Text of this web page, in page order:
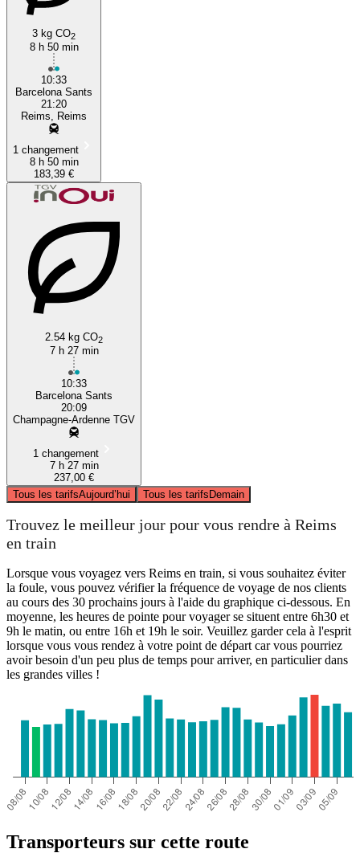
3 kg CO2
8 h 50 min
10:33
Barcelona Sants
21:20
Reims, Reims
1 changement
8 h 50 min
183,39 €
2.54 kg CO2
7 h 27 min
10:33
Barcelona Sants
20:09
Champagne-Ardenne TGV
1 changement
7 h 27 min
237,00 €
Tous les tarifsAujourd’hui Tous les tarifsDemain
Trouvez le meilleur jour pour vous rendre à Reims
en train
Lorsque vous voyagez vers Reims en train, si vous souhaitez éviter
la foule, vous pouvez vérifier la fréquence de voyage de nos clients
au cours des 30 prochains jours à l'aide du graphique ci-dessous. En
moyenne, les heures de pointe pour voyager se situent entre 6h30 et
9h le matin, ou entre 16h et 19h le soir. Veuillez garder cela à l'esprit
lorsque vous vous rendez à votre point de départ car vous pourriez
avoir besoin d'un peu plus de temps pour arriver, en particulier dans
les grandes villes !
Transporteurs sur cette route